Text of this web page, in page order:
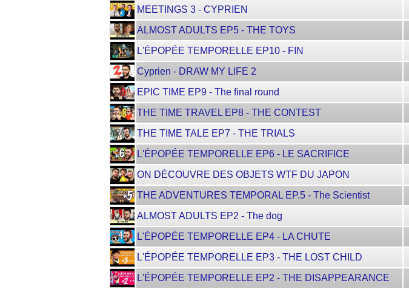
MEETINGS 3 - CYPRIEN
ALMOST ADULTS EP5 - THE TOYS
L'ÉPOPÉE TEMPORELLE EP10 - FIN
Cyprien - DRAW MY LIFE 2
EPIC TIME EP9 - The final round
THE TIME TRAVEL EP8 - THE CONTEST
THE TIME TALE EP7 - THE TRIALS
L'ÉPOPÉE TEMPORELLE EP6 - LE SACRIFICE
ON DÉCOUVRE DES OBJETS WTF DU JAPON
THE ADVENTURES TEMPORAL EP.5 - The Scientist
ALMOST ADULTS EP2 - The dog
L'ÉPOPÉE TEMPORELLE EP4 - LA CHUTE
L'ÉPOPÉE TEMPORELLE EP3 - THE LOST CHILD
L'ÉPOPÉE TEMPORELLE EP2 - THE DISAPPEARANCE